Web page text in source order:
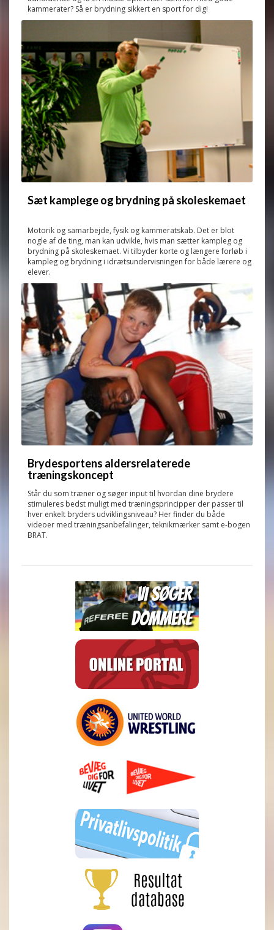
kammerater? Så er brydning sikkert en sport for dig!
Sæt kamplege og brydning på skoleskemaet
Motorik og samarbejde, fysik og kammeratskab. Det er blot
nogle af de ting, man kan udvikle, hvis man sætter kampleg og
brydning på skoleskemaet. Vi tilbyder korte og længere forløb i
kampleg og brydning i idrætsundervisningen for både lærere og
elever.
Brydesportens aldersrelaterede
træningskoncept
Står du som træner og søger input til hvordan dine brydere
stimuleres bedst muligt med træningsprincipper der passer til
hver enkelt bryders udviklingsniveau? Her finder du både
videoer med træningsanbefalinger, teknikmærker samt e-bogen
BRAT.